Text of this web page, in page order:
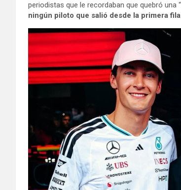
periodistas que le recordaban que quebró una
ningún piloto que salió desde la primera